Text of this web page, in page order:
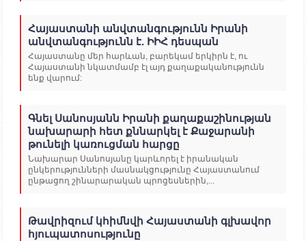
Հայաստանի անվտանգությունն Իրանի
անվտանգությունն է. ԻԻՀ դեսպան
Հայաստանը մեր հարևան, բարեկամ երկիրն է, ու
Հայաստանի նկատմամբ էլ այդ քաղաքականությունն
ենք վարում:
Գնել Սանոսյանն Իրանի քաղաքաշինության
նախարարի հետ քննարկել է Քաջարանի
թունելի կառուցման հարցը
Նախարար Սանոսյանը կարևորել է իրանական
ընկերությունների մասնակցությունը Հայաստանում
ընթացող շինարարական պրոցեսներին,...
Թավրիզում կհիմնվի Հայաստանի գլխավոր
հյուպատոսությունը